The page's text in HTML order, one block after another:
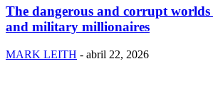
The dangerous and corrupt
and military millionaires
MARK LEITH - abril 22, 2026